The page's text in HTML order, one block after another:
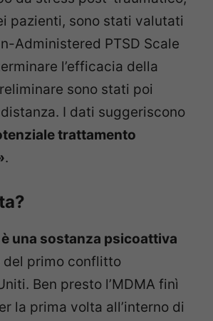
pazienti, sono stati valutati
Administered PTSD Scale
l’efficacia della
sono stati poi
I dati suggeriscono
trattamento
.
una sostanza psicoattiva
del primo conflitto
Ben presto l’MDMA finì
la prima volta all’interno di